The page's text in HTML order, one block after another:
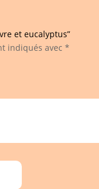
et eucalyptus”
indiqués avec*